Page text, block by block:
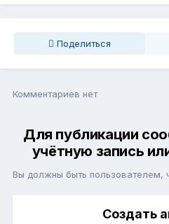
Поделиться
Комментариев нет
Для публикации
учётную запись
Вы должны быть пользователем,
Создать